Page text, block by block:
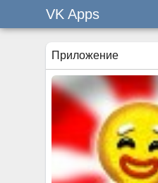
VK Apps
Приложение